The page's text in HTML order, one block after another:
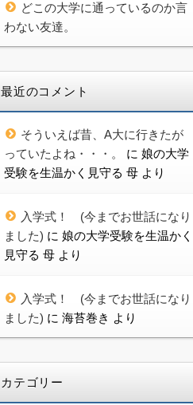
どこの大学に通っているのか言
わない友達。
最近のコメント
そういえば昔、A大に行きたが
っていたよね・・・。
に 娘の大学
受験を生温かく見守る 母 より
入学式！ (今までお世話になり
ました) に 娘の大学受験を生温かく
見守る 母 より
入学式！ (今までお世話になり
ました) に 海苔巻き より
カテゴリー